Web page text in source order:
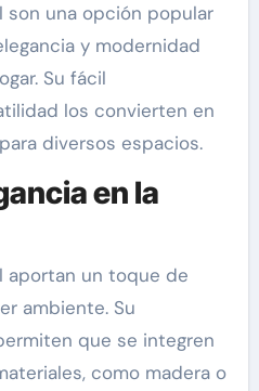
una opción popular
y modernidad
Su fácil
los convierten en
diversos espacios.
en la
aportan un toque de
ambiente. Su
que se integren
como madera o